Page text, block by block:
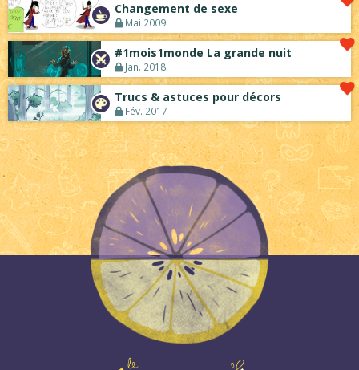
Changement de sexe
Mai 2009
#1mois1monde La grande nuit
Jan. 2018
Trucs & astuces pour décors
Fév. 2017